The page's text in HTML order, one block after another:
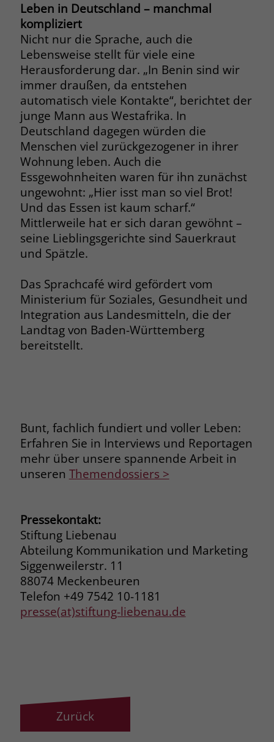
Leben in Deutschland – manchmal
kompliziert
Nicht nur die Sprache, auch die
Lebensweise stellt für viele eine
Herausforderung dar. „In Benin sind wir
immer draußen, da entstehen
automatisch viele Kontakte“, berichtet der
junge Mann aus Westafrika. In
Deutschland dagegen würden die
Menschen viel zurückgezogener in ihrer
Wohnung leben. Auch die
Essgewohnheiten waren für ihn zunächst
ungewohnt: „Hier isst man so viel Brot!
Und das Essen ist kaum scharf.“
Mittlerweile hat er sich daran gewöhnt –
seine Lieblingsgerichte sind Sauerkraut
und Spätzle.
Das Sprachcafé wird gefördert vom
Ministerium für Soziales, Gesundheit und
Integration aus Landesmitteln, die der
Landtag von Baden-Württemberg
bereitstellt.
Bunt, fachlich fundiert und voller Leben:
Erfahren Sie in Interviews und Reportagen
mehr über unsere spannende Arbeit in
unseren Themendossiers >
Pressekontakt:
Stiftung Liebenau
Abteilung Kommunikation und Marketing
Siggenweilerstr. 11
88074 Meckenbeuren
Telefon +49 7542 10-1181
presse(at)stiftung-liebenau.de
Zurück